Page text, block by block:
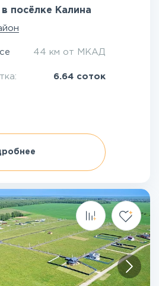
посёлке Калина
44 км от МКАД
6.64 соток